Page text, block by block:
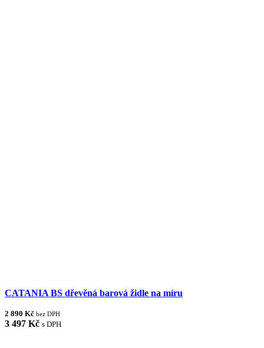
CATANIA BS dřevěná barová židle na míru
2 890 Kč bez DPH
3 497 Kč s DPH